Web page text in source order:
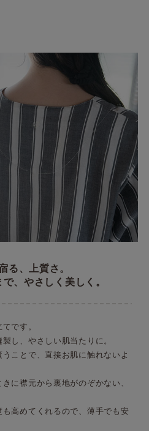
る、上質さ。
、やさしく美しく。
です。
し、やさしい肌当たりに。
ことで、直接お肌に触れないよ
に襟元から裏地がのぞかない、
高めてくれるので、薄手でも安